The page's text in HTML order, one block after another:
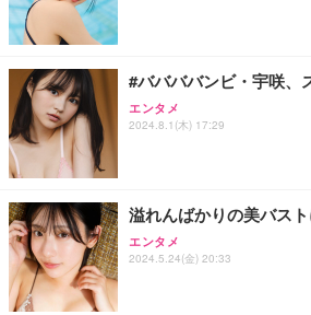
#ババババンビ・宇咲
エンタメ
2024.8.1(木) 17:29
溢れんばかりの美バス
エンタメ
2024.5.24(金) 20:33